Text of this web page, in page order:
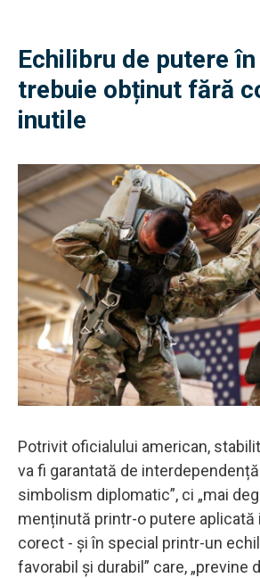
Echilibru de putere
trebuie obținut fără
inutile
Potrivit oficialului american,
va fi garantată de
simbolism diplomatic”, ci „mai
menținută printr-o putere aplicată
corect - și în special printr-un
favorabil și durabil” care, „previne